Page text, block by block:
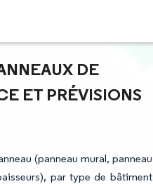
DE
ET PRÉVISIONS
(panneau mural, panneau
par type de bâtiment